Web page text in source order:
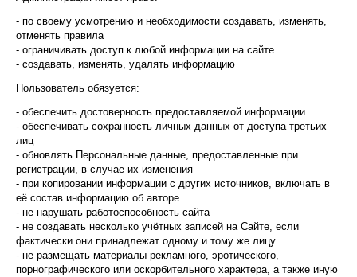
- по своему усмотрению и необходимости создавать, изменять,
отменять правила
- ограничивать доступ к любой информации на сайте
- создавать, изменять, удалять информацию
Пользователь обязуется:
- обеспечить достоверность предоставляемой информации
- обеспечивать сохранность личных данных от доступа третьих
лиц
- обновлять Персональные данные, предоставленные при
регистрации, в случае их изменения
- при копировании информации с других источников, включать в
её состав информацию об авторе
- не нарушать работоспособность сайта
- не создавать несколько учётных записей на Сайте, если
фактически они принадлежат одному и тому же лицу
- не размещать материалы рекламного, эротического,
порнографического или оскорбительного характера, а также иную